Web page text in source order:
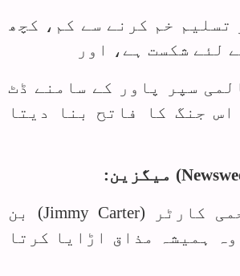
تسلیم خم کرنے سے کم، کچھ
لئے شکست ہے، اور
سپر پاور کے سامنے ڈٹ
جنگ کا فاتح بنا دیتا
) میگزین:
کارٹر (Jimmy Carter) بن
ہمیشہ مذاق اڑایا کرتا